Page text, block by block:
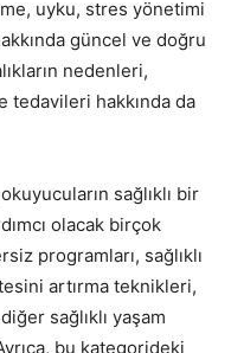
uyku, stres yönetimi
güncel ve doğru
nedenleri,
tedavileri hakkında da
sağlıklı bir
olacak birçok
programları, sağlıklı
artırma teknikleri,
sağlıklı yaşam
bu kategorideki